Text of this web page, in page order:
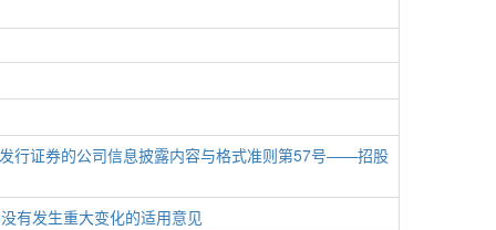
行证券的公司信息披露内容与格式准则第57号——招股
有发生重大变化的适用意见